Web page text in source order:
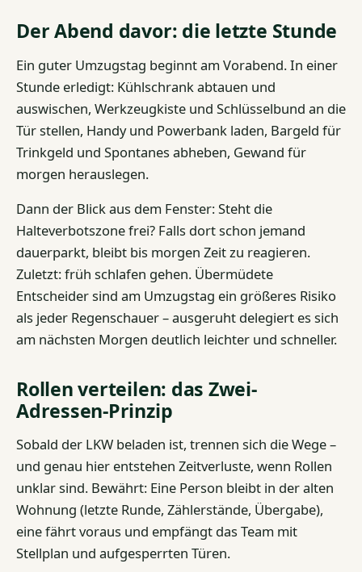
Der Abend davor: die letzte Stunde
Ein guter Umzugstag beginnt am Vorabend. In einer
Stunde erledigt: Kühlschrank abtauen und
auswischen, Werkzeugkiste und Schlüsselbund an die
Tür stellen, Handy und Powerbank laden, Bargeld für
Trinkgeld und Spontanes abheben, Gewand für
morgen herauslegen.
Dann der Blick aus dem Fenster: Steht die
Halteverbotszone frei? Falls dort schon jemand
dauerparkt, bleibt bis morgen Zeit zu reagieren.
Zuletzt: früh schlafen gehen. Übermüdete
Entscheider sind am Umzugstag ein größeres Risiko
als jeder Regenschauer – ausgeruht delegiert es sich
am nächsten Morgen deutlich leichter und schneller.
Rollen verteilen: das Zwei-
Adressen-Prinzip
Sobald der LKW beladen ist, trennen sich die Wege –
und genau hier entstehen Zeitverluste, wenn Rollen
unklar sind. Bewährt: Eine Person bleibt in der alten
Wohnung (letzte Runde, Zählerstände, Übergabe),
eine fährt voraus und empfängt das Team mit
Stellplan und aufgesperrten Türen.